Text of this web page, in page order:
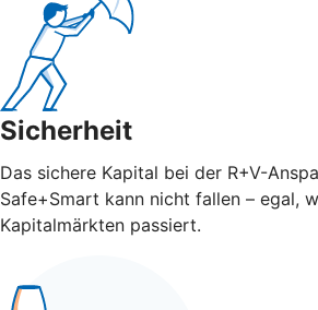
Sicherheit
Das sichere Kapital bei der R+V-
Safe+Smart kann nicht fallen – egal,
Kapitalmärkten passiert.